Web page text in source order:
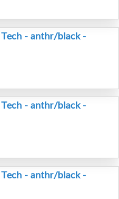
Tech - anthr/black -
Tech - anthr/black -
Tech - anthr/black -